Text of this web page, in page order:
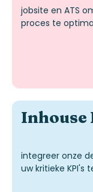
jobsite en ATS
proces te
Inhouse
integreer onze
uw kritieke KPI's